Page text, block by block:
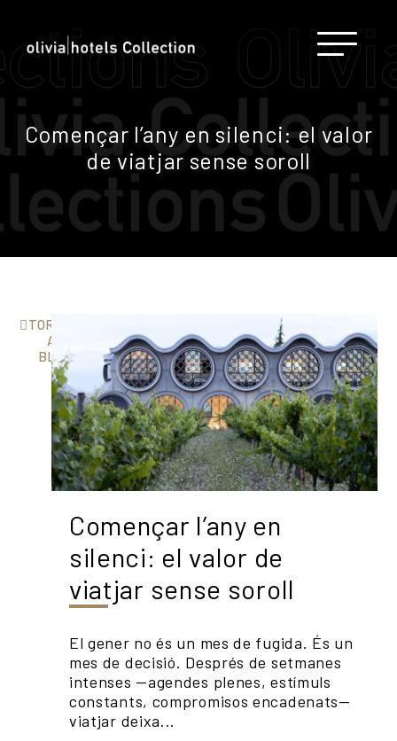
Començar l’any en silenci: el valor
de viatjar sense soroll
TORNAR
AL
BLOG
Començar l’any en
silenci: el valor de
viatjar sense soroll
El gener no és un mes de fugida. És un
mes de decisió. Després de setmanes
intenses —agendes plenes, estímuls
constants, compromisos encadenats—
viatjar deixa...